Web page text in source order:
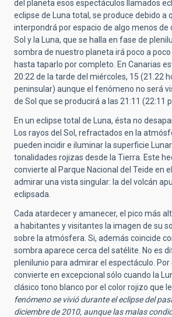
del planeta esos espectáculos llamados
eclipse de Luna total, se produce debido a
interpondrá por espacio de algo menos de
Sol y la Luna, que se halla en fase de
sombra de nuestro planeta irá poco a
hasta taparlo por completo. En Canarias
20:22 de la tarde del miércoles, 15 (21.22
peninsular) aunque el fenómeno no será
de Sol que se producirá a las 21:11 (22:11
En un eclipse total de Luna, ésta no
Los rayos del Sol, refractados en la
pueden incidir e iluminar la superficie
tonalidades rojizas desde la Tierra. Este
convierte al Parque Nacional del Teide en
admirar una vista singular: la del volcán
eclipsada.
Cada atardecer y amanecer, el pico más
a habitantes y visitantes la imagen de su
sobre la atmósfera. Si, además coincide
sombra aparece cerca del satélite. No es
plenilunio para admirar el espectáculo. Por
convierte en excepcional sólo cuando la
clásico tono blanco por el color rojizo que
fenómeno se vivió durante el eclipse del
diciembre de 2010, aunque las malas